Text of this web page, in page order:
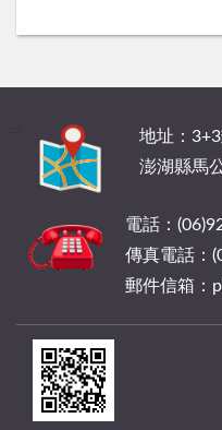
地址：
澎湖縣馬
電話：
傳真電話：
郵件信箱：